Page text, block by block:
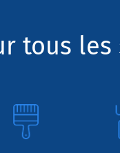
tous les